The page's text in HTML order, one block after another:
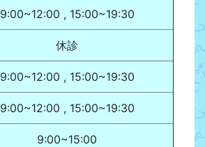
9:00~12:00 , 15:00~19:30
休診
9:00~12:00 , 15:00~19:30
9:00~12:00 , 15:00~19:30
9:00~15:00